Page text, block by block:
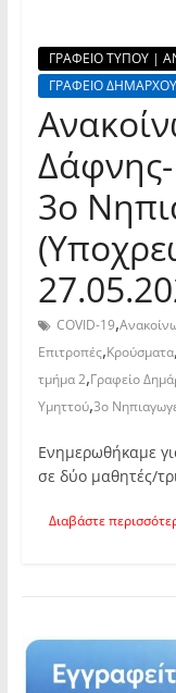
ΓΡΑΦΕΙΟ ΤΥΠΟΥ |
ΓΡΑΦΕΙΟ
3ο
COVID-19,
Επιτροπές,Κρούσματα,
τμήμα 2,Γραφείο
Υμηττού,3ο
Ενημερωθήκαμε
σε δύο μαθητές/
Διαβάστε